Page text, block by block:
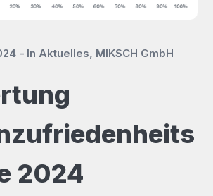
In Aktuelles, MIKSCH GmbH
2024